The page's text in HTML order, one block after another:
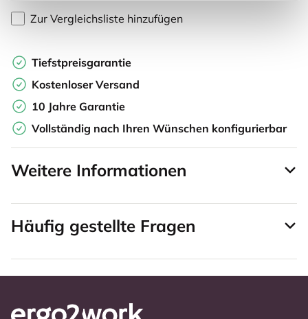
Zur Vergleichsliste hinzufügen
Tiefstpreisgarantie
Kostenloser Versand
10 Jahre Garantie
Vollständig nach Ihren Wünschen konfigurierbar
Weitere Informationen
Häufig gestellte Fragen